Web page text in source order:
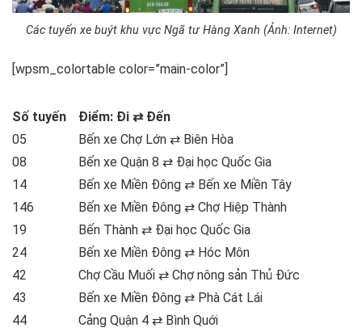
Các tuyến xe buýt khu vực Ngã tư Hàng Xanh (Ảnh: Internet)
[wpsm_colortable color=”main-color”]
Số tuyến
Điểm: Đi ⇄ Đến
05
Bến xe Chợ Lớn ⇄ Biên Hòa
08
Bến xe Quận 8 ⇄ Đại học Quốc Gia
14
Bến xe Miền Đông ⇄ Bến xe Miền Tây
146
Bến xe Miền Đông ⇄ Chợ Hiệp Thành
19
Bến Thành ⇄ Đại học Quốc Gia
24
Bến xe Miền Đông ⇄ Hóc Môn
42
Chợ Cầu Muối ⇄ Chợ nông sản Thủ Đức
43
Bến xe Miền Đông ⇄ Phà Cát Lái
44
Cảng Quận 4 ⇄ Bình Quới